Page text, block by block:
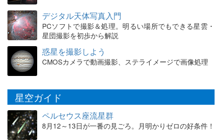
デジタル天体写真入門
PCソフトで撮影＆処理。明るい場所でもできる星雲・
星団撮影を初歩から解説
惑星を撮影しよう
CMOSカメラで動画撮影、ステライメージで画像処理
星空ガイド
ペルセウス座流星群
8月12～13日が一番の見ごろ。月明かりゼロの好条件！